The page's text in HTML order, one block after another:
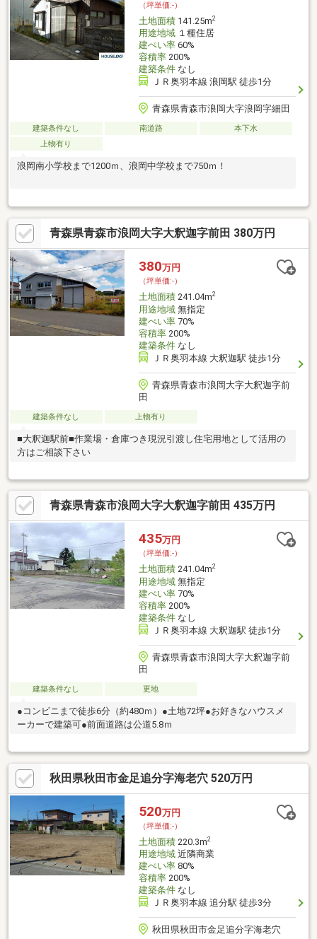
（坪単価:-）
土地面積141.25m2
用途地域１種住居
建ぺい率60%
容積率200%
建築条件なし
ＪＲ奥羽本線 浪岡駅 徒歩1分
青森県青森市浪岡大字浪岡字細田
建築条件なし 南道路
本下水
上物有り
浪岡南小学校まで1200ｍ、浪岡中学校まで750ｍ！
青森県青森市浪岡大字大釈迦字前田 380万円
380万円
（坪単価:-）
土地面積241.04m2
用途地域無指定
建ぺい率70%
容積率200%
建築条件なし
ＪＲ奥羽本線 大釈迦駅 徒歩1分
青森県青森市浪岡大字大釈迦字前
田
建築条件なし 上物有り
■大釈迦駅前■作業場・倉庫つき現況引渡し住宅用地として活用の
方はご相談下さい
青森県青森市浪岡大字大釈迦字前田 435万円
435万円
（坪単価:-）
土地面積241.04m2
用途地域無指定
建ぺい率70%
容積率200%
建築条件なし
ＪＲ奥羽本線 大釈迦駅 徒歩1分
青森県青森市浪岡大字大釈迦字前
田
建築条件なし 更地
●コンビニまで徒歩6分（約480ｍ）●土地72坪●お好きなハウスメ
ーカーで建築可●前面道路は公道5.8ｍ
秋田県秋田市金足追分字海老穴 520万円
520万円
（坪単価:-）
土地面積220.3m2
用途地域近隣商業
建ぺい率80%
容積率200%
建築条件なし
ＪＲ奥羽本線 追分駅 徒歩3分
秋田県秋田市金足追分字海老穴